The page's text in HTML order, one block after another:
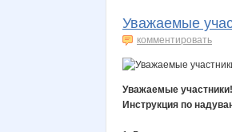
Уважаемые
комментировать
Уважаемые участники!
Инструкция по